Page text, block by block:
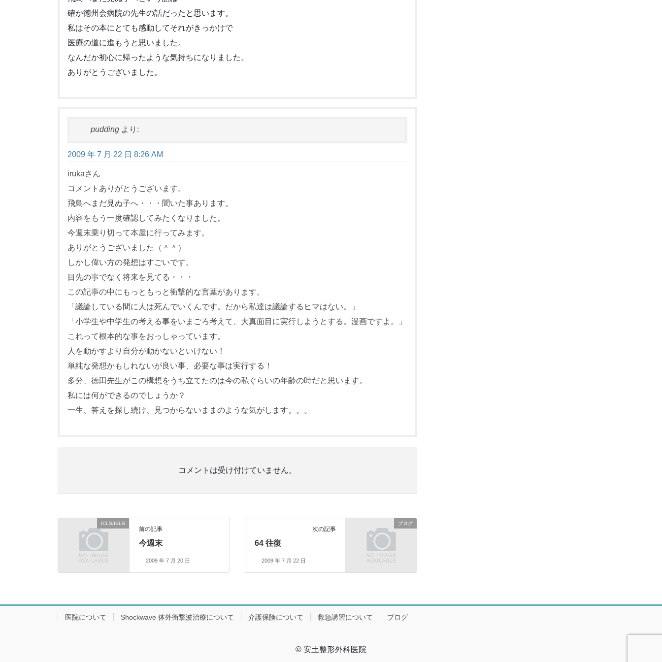
確か徳州会病院の先生の話だったと思います。
私はその本にとても感動してそれがきっかけで
医療の道に進もうと思いました。
なんだか初心に帰ったような気持ちになりました。
ありがとうございました。
pudding より:
2009 年 7 月 22 日 8:26 AM
irukaさん
コメントありがとうございます。
飛鳥へまだ見ぬ子へ・・・聞いた事あります。
内容をもう一度確認してみたくなりました。
今週末乗り切って本屋に行ってみます。
ありがとうございました（＾＾）
しかし偉い方の発想はすごいです。
目先の事でなく将来を見てる・・・
この記事の中にもっともっと衝撃的な言葉があります。
「議論している間に人は死んでいくんです。だから私達は議論するヒマはない。」
「小学生や中学生の考える事をいまごろ考えて、大真面目に実行しようとする。漫画ですよ。」
これって根本的な事をおっしゃっています。
人を動かすより自分が動かないといけない！
単純な発想かもしれないが良い事、必要な事は実行する！
多分、徳田先生がこの構想をうち立てたのは今の私ぐらいの年齢の時だと思います。
私には何ができるのでしょうか？
一生、答えを探し続け、見つからないままのような気がします。。。
コメントは受け付けていません。
ICLS/ISLS
前の記事
今週末
2009 年 7 月 20 日
ブログ
次の記事
64 往復
2009 年 7 月 22 日
医院について Shockwave 体外衝撃波治療について 介護保険について 救急講習について ブログ
© 安土整形外科医院